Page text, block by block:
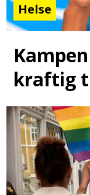
Helse
kraftig